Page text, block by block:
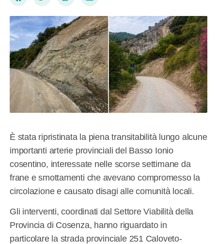
È stata ripristinata la piena transitabilità lungo alcune
importanti arterie provinciali del Basso Ionio
cosentino, interessate nelle scorse settimane da
frane e smottamenti che avevano compromesso la
circolazione e causato disagi alle comunità locali.
Gli interventi, coordinati dal Settore Viabilità della
Provincia di Cosenza, hanno riguardato in
particolare la strada provinciale 251 Caloveto-